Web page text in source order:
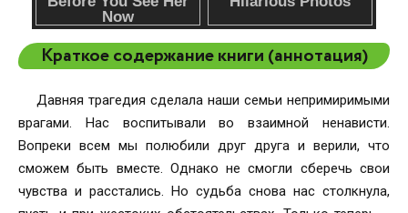
Краткое содержание книги (аннотация)
Давняя трагедия сделала наши семьи непримиримыми
врагами. Нас воспитывали во взаимной ненависти.
Вопреки всем мы полюбили друг друга и верили, что
сможем быть вместе. Однако не смогли сберечь свои
чувства и расстались. Но судьба снова нас столкнула,